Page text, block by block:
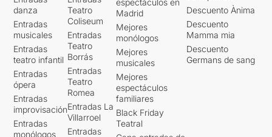
danza
Entradas
musicales
Entradas
teatro infantil
Entradas
ópera
Entradas
improvisación
Entradas
monólogos
Teatro
Coliseum
Entradas
Teatro
Borrás
Entradas
Teatro
Romea
Entradas La
Villarroel
Entradas
Madrid
Mejores
monólogos
Mejores
musicales
Mejores
espectáculos
familiares
Black Friday
Teatral
Descuento Ànima
Descuento
Mamma mia
Descuento
Germans de sang